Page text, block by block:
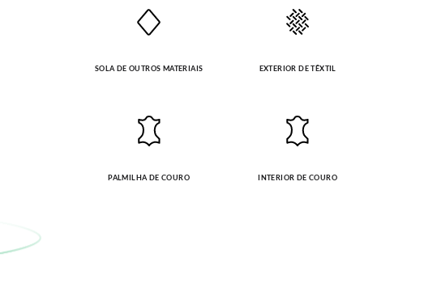
SOLA DE OUTROS MATERIAIS EXTERIOR DE TÊXTIL
PALMILHA DE COURO INTERIOR DE COURO